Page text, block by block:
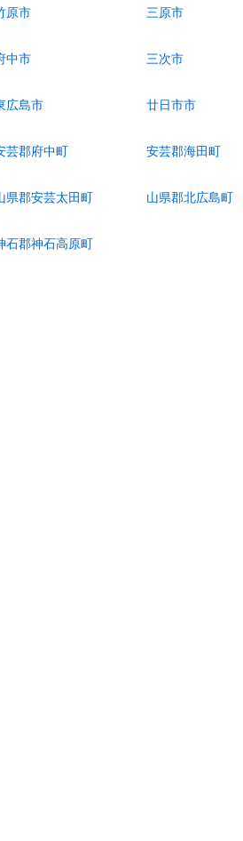
原市 三原市
中市 三次市
広島市 廿日市市
芸郡府中町 安芸郡海田町
県郡安芸太田町 山県郡北広島町
石郡神石高原町